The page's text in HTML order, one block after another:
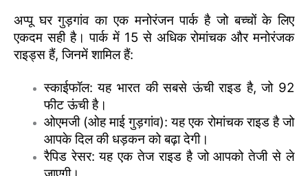
अप्पू घर गुड़गांव का एक मनोरंजन पार्क है जो बच्चों के लिए
एकदम सही है। पार्क में 15 से अधिक रोमांचक और मनोरंजक
राइड्स हैं, जिनमें शामिल हैं:
स्काईफॉल: यह भारत की सबसे ऊंची राइड है, जो 92
फीट ऊंची है।
ओएमजी (ओह माई गुड़गांव): यह एक रोमांचक राइड है जो
आपके दिल की धड़कन को बढ़ा देगी।
रैपिड रेसर: यह एक तेज राइड है जो आपको तेजी से ले